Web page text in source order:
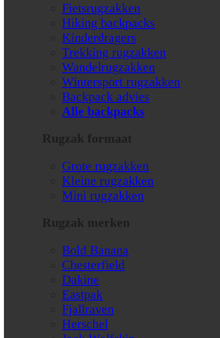
Fietsrugzakken
Hiking backpacks
Kinderdragers
Trekking rugzakken
Wandelrugzakken
Wintersport rugzakken
Backpack advies
Alle backpacks
Rugzak formaat
Grote rugzakken
Kleine rugzakken
Mini rugzakken
Rugzak merken
Bold Banana
Chesterfield
Dakine
Eastpak
Fjallraven
Herschel